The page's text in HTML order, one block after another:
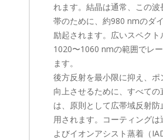
れます。結晶は通常、この
帯のために、約980 nmのダ
励起されます。広いスペクト
1020〜1060 nmの範囲でレ
ます。
後方反射を最小限に抑え、
向上させるために、すべて
は、原則として広帯域反射
用されます。コーティング
よびイオンアシスト蒸着（